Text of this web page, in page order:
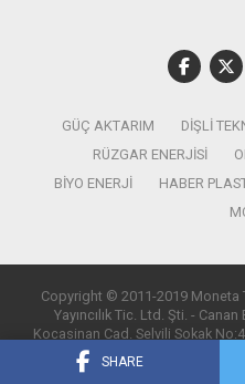
SHARE
GÜÇ AKTARIM DIŞLI
RÜZGAR ENERJISI
BIYO ENERJI
HABER
Copyright © 2011-2019 Moneta
Yayıncılık Tic. Ltd. Şti. -
Kocasinan Cad. Selvili Sokak
T:0850 885 05 01 -